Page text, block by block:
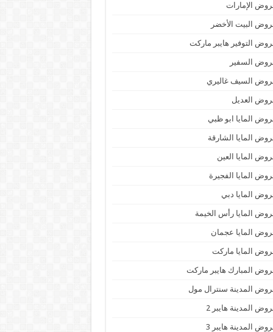
الإمارات
البيت الأخضر
التوفير هايبر ماركت
السفير
السيف غاليري
العديل
المايا ابو ظبي
المايا الشارقة
المايا العين
المايا الفجيرة
المايا دبي
المايا رأس الخيمة
المايا عجمان
المايا ماركت
المبارك هايبر ماركت
المدينة سنترال مول
المدينة هايبر 2
المدينة هايبر 3